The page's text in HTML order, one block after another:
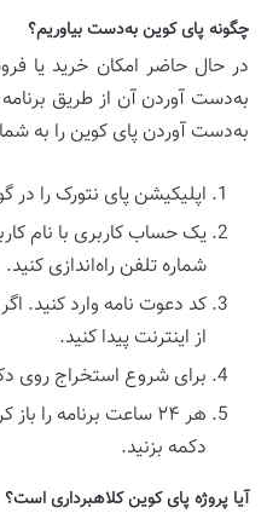
چگونه پای کوین به‌دست بیاوریم؟
در حال حاضر امکان خرید یا
به‌دست آوردن پای کوین را به
اپلیکیشن پای نتورک را
یک حساب کاربری با نام
شماره تلفن راه‌اندازی کنید.
کد دعوت نامه وارد کنید.
از اینترنت پیدا کنید.
برای شروع استخراج روی
هر ۲۴ ساعت برنامه را
دکمه بزنید.
آیا پروژه پای کوین کلاهبرداری است؟